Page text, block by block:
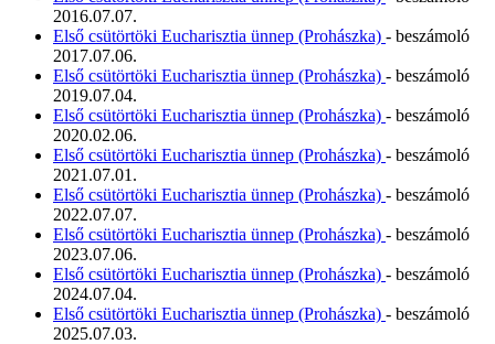
2016.07.07.
Első csütörtöki Eucharisztia ünnep (Prohászka) - beszámoló
2017.07.06.
Első csütörtöki Eucharisztia ünnep (Prohászka) - beszámoló
2019.07.04.
Első csütörtöki Eucharisztia ünnep (Prohászka) - beszámoló
2020.02.06.
Első csütörtöki Eucharisztia ünnep (Prohászka) - beszámoló
2021.07.01.
Első csütörtöki Eucharisztia ünnep (Prohászka) - beszámoló
2022.07.07.
Első csütörtöki Eucharisztia ünnep (Prohászka) - beszámoló
2023.07.06.
Első csütörtöki Eucharisztia ünnep (Prohászka) - beszámoló
2024.07.04.
Első csütörtöki Eucharisztia ünnep (Prohászka) - beszámoló
2025.07.03.